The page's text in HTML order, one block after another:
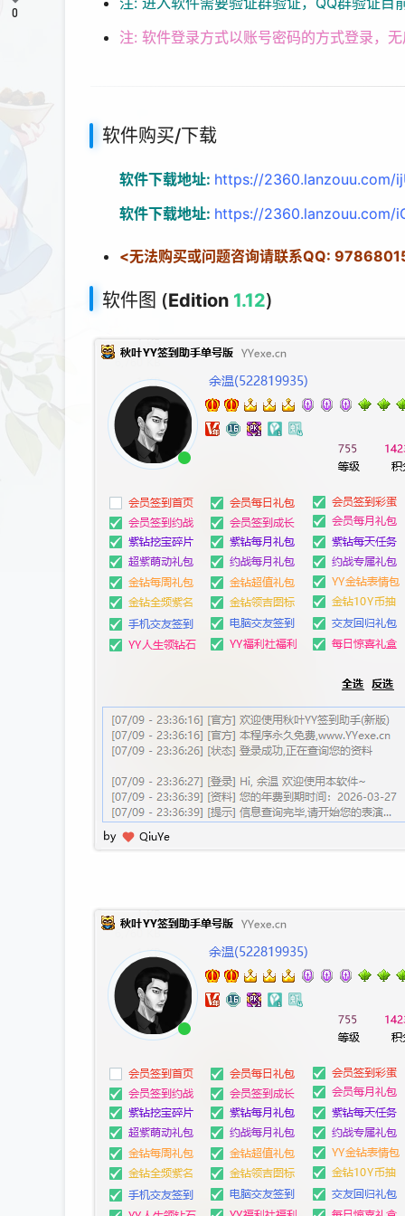
注: 软件登录方式以账号密码的方式登录，
软件购买/下载
软件下载地址: https://2360.lanzouu.com/
软件下载地址: https://2360.lanzouu.com/
<无法购买或问题咨询请联系QQ:
软件图 (Edition 1.12)
0